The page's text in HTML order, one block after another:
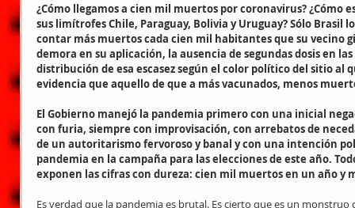
¿Cómo llegamos a cien mil muertos por coronavirus? ¿Cómo
sus limítrofes Chile, Paraguay, Bolivia y Uruguay? Sólo Brasil
contar más muertos cada cien mil habitantes que su vecino
demora en su aplicación, la ausencia de segundas dosis en
distribución de esa escasez según el color político del sitio al
evidencia que aquello de que a más vacunados, menos
El Gobierno manejó la pandemia primero con una inicial
con furia, siempre con improvisación, con arrebatos de
de un autoritarismo fervoroso y banal y con una intención
pandemia en la campaña para las elecciones de este año.
exponen las cifras con dureza: cien mil muertos en un año y
Es verdad que la pandemia es brutal. Es cierto que es un